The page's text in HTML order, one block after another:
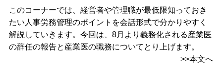
このコーナーでは、経営者や管理職が最低限知っておき
たい人事労務管理のポイントを会話形式で分かりやすく
解説していきます。今回は、8月より義務化される産業医
の辞任の報告と産業医の職務についてとり上げます。
>>本文へ